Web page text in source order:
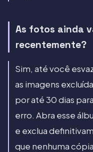
As fotos ainda
recentemente?
Sim, até você
as imagens
por até 30 dias
erro. Abra esse
e exclua
que nenhuma